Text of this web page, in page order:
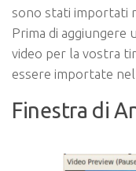
sono stati importati
Prima di aggiungere
video per la vostra
essere importate
Finestra di